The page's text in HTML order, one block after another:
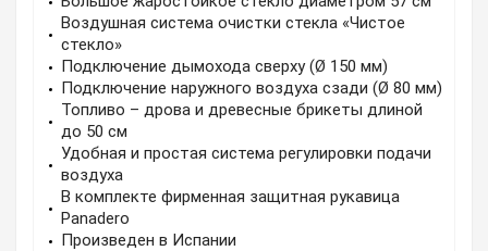
Воздушная система очистки стекла «Чистое
стекло»
Подключение дымохода сверху (Ø 150 мм)
Подключение наружного воздуха сзади (Ø 80 мм)
Топливо – дрова и древесные брикеты длиной
до 50 см
Удобная и простая система регулировки подачи
воздуха
В комплекте фирменная защитная рукавица
Panadero
Произведен в Испании